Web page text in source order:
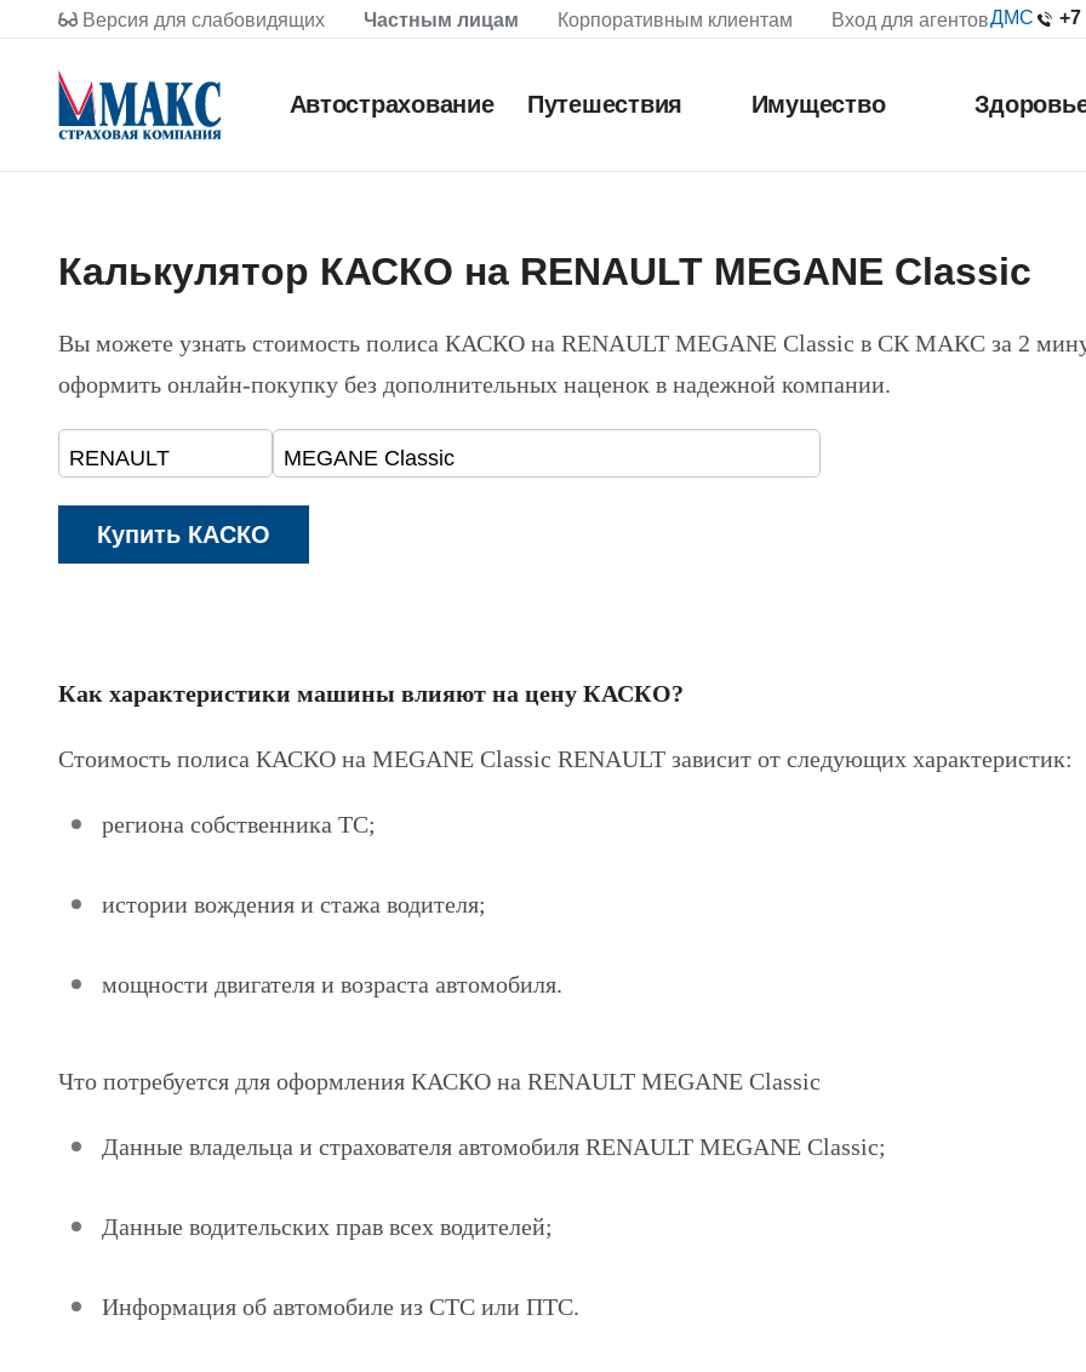
Версия для слабовидящих Частным лицам Корпоративным клиентам Вход для агентовДМС +7
Автострахование Путешествия Имущество
Калькулятор КАСКО на RENAULT MEGANE Classic
Вы можете узнать стоимость полиса КАСКО на RENAULT MEGANE Classic в СК МАКС за 2
оформить онлайн-покупку без дополнительных наценок в надежной компании.
Как характеристики машины влияют на цену КАСКО?
Стоимость полиса КАСКО на MEGANE Classic RENAULT зависит от следующих характеристик:
региона собственника ТС;
истории вождения и стажа водителя;
мощности двигателя и возраста автомобиля.
Что потребуется для оформления КАСКО на RENAULT MEGANE Classic
Данные владельца и страхователя автомобиля RENAULT MEGANE Classic;
Данные водительских прав всех водителей;
Информация об автомобиле из СТС или ПТС.